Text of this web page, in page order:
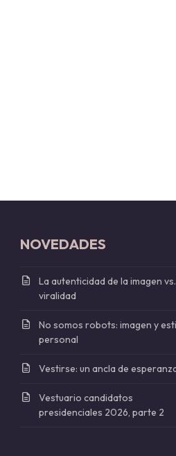
NOVEDADES
La autenticidad de la imagen
viralidad
No somos robots: imagen y
personal
Vestirse: un ancla de
Vestuario candidatos
presidenciales 2026, parte 2